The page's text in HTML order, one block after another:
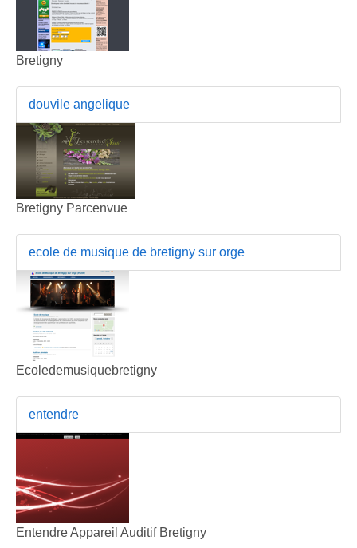
Bretigny
douvile angelique
Bretigny Parcenvue
ecole de musique de bretigny sur orge
Ecoledemusiquebretigny
entendre
Entendre Appareil Auditif Bretigny